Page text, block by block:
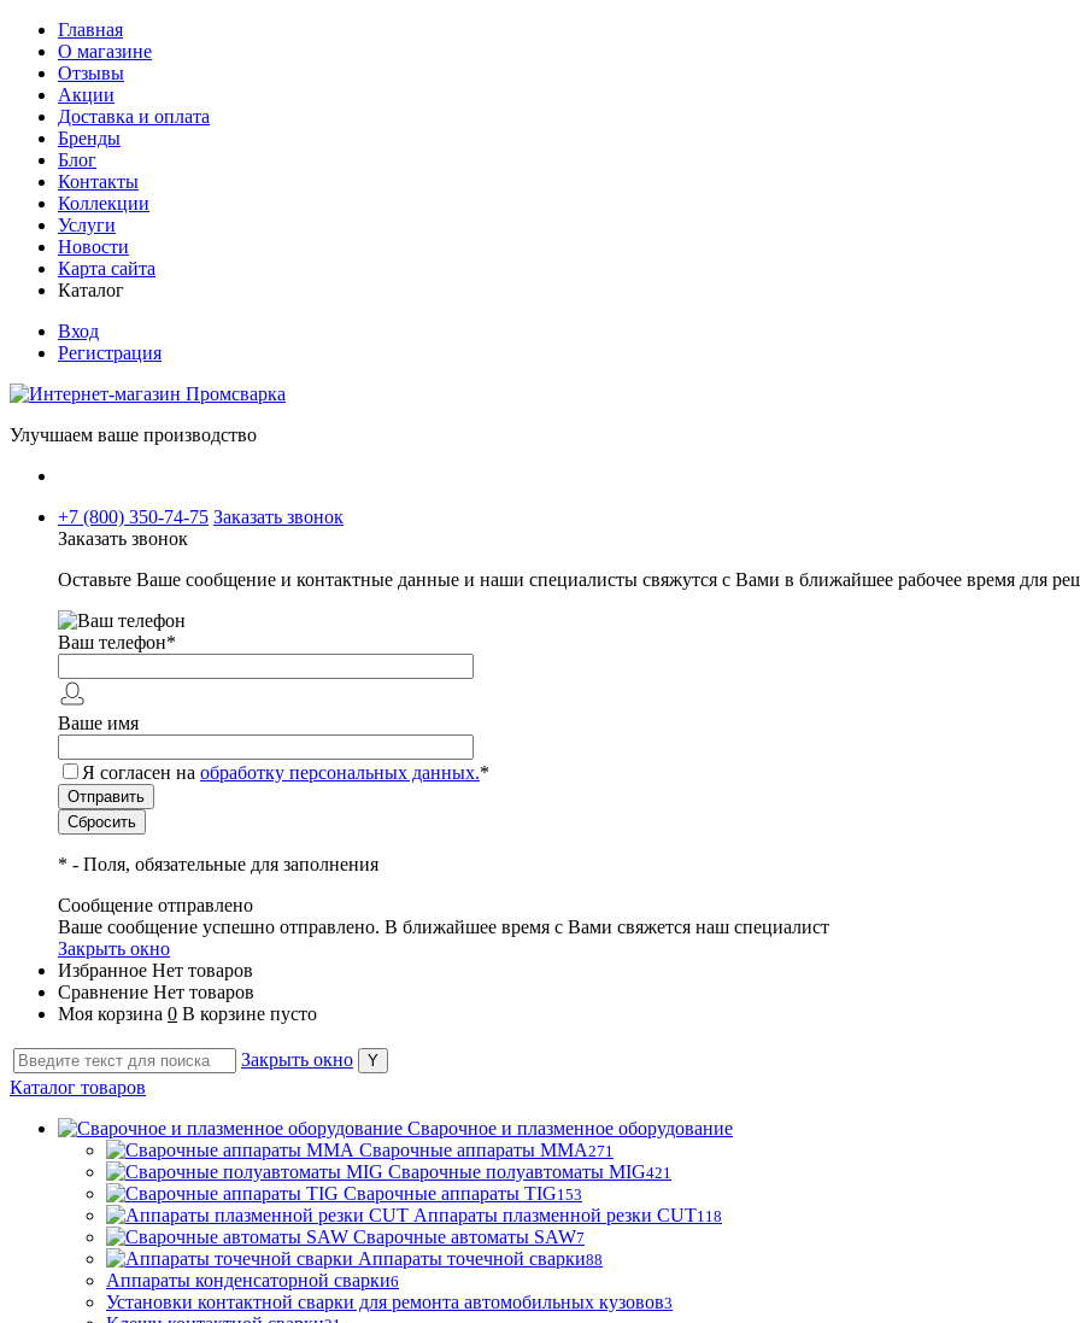
Главная
О магазине
Отзывы
Акции
Доставка и оплата
Бренды
Блог
Контакты
Коллекции
Услуги
Новости
Карта сайта
Каталог
Вход
Регистрация
Улучшаем ваше производство
+7 (800) 350-74-75 Заказать звонок
Заказать звонок
Оставьте Ваше сообщение и контактные данные и наши специалисты свяжутся с Вами в ближайшее рабочее время для
Ваш телефон*
Ваше имя
Я согласен на обработку персональных данных.*
* - Поля, обязательные для заполнения
Сообщение отправлено
Ваше сообщение успешно отправлено. В ближайшее время с Вами свяжется наш специалист
Закрыть окно
Избранное Нет товаров
Сравнение Нет товаров
Моя корзина 0 В корзине пусто
Закрыть окно
Каталог товаров
Сварочное и плазменное оборудование
Сварочные аппараты MMA271
Сварочные полуавтоматы MIG421
Сварочные аппараты TIG153
Аппараты плазменной резки CUT118
Сварочные автоматы SAW7
Аппараты точечной сварки88
Аппараты конденсаторной сварки6
Установки контактной сварки для ремонта автомобильных кузовов3